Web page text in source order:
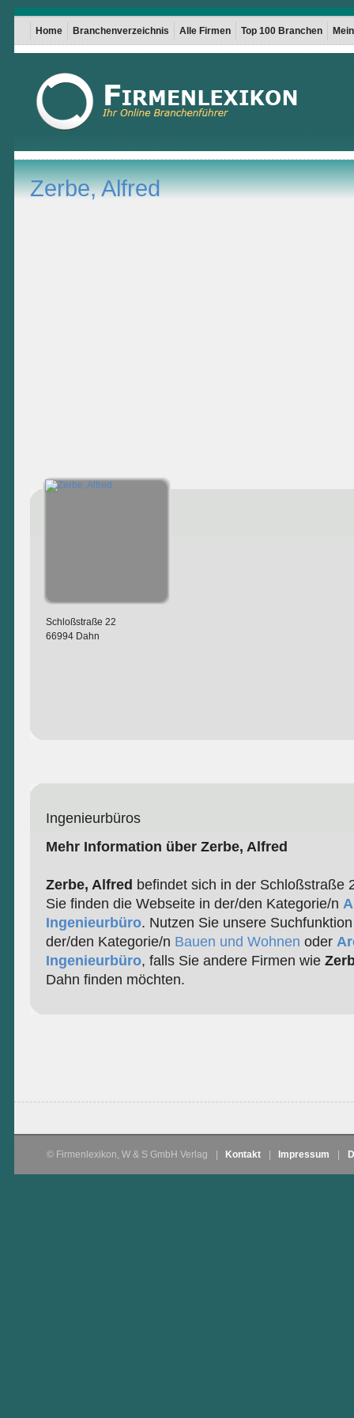
Home Branchenverzeichnis Alle Firmen Top 100 Branchen
Zerbe, Alfred
Schloßstraße 22
66994 Dahn
Ingenieurbüros
Mehr Information über Zerbe, Alfred
Zerbe, Alfred befindet sich in der Schloßstraße
Sie finden die Webseite in der/den Kategorie/n
Ingenieurbüro. Nutzen Sie unsere
der/den Kategorie/n Bauen und Wohnen oder
Ingenieurbüro, falls Sie andere Firmen wie
Dahn finden möchten.
© Firmenlexikon, W & S GmbH Verlag Kontakt Impressum